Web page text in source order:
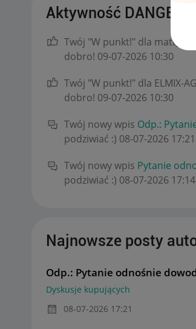
Aktywność DANGERX
Twój "W punkt!" dla
dobro! ‎09-07-2026 10:30
Twój "W punkt!" dla ELMIX-
dobro! ‎09-07-2026 10:30
Twój nowy wpis Odp.:
podziwiać :) ‎08-07-2026 17:21
Twój nowy wpis Pytanie
podziwiać :) ‎08-07-2026 17:14
Najnowsze posty
Odp.: Pytanie odnośnie
Dyskusje kupujących
‎08-07-2026 17:21